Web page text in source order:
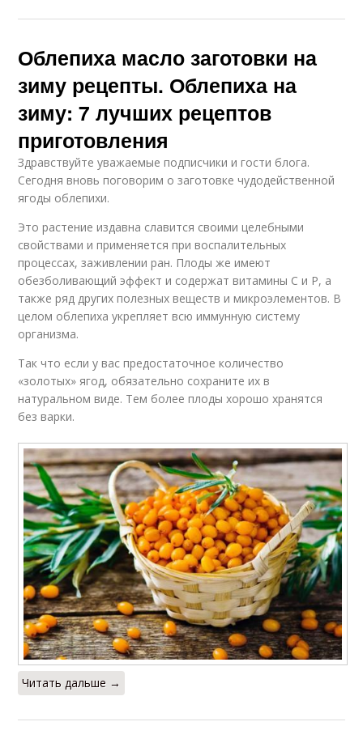
Облепиха масло заготовки на
зиму рецепты. Облепиха на
зиму: 7 лучших рецептов
приготовления
Здравствуйте уважаемые подписчики и гости блога.
Сегодня вновь поговорим о заготовке чудодейственной
ягоды облепихи.
Это растение издавна славится своими целебными
свойствами и применяется при воспалительных
процессах, заживлении ран. Плоды же имеют
обезболивающий эффект и содержат витамины С и Р, а
также ряд других полезных веществ и микроэлементов. В
целом облепиха укрепляет всю иммунную систему
организма.
Так что если у вас предостаточное количество
«золотых» ягод, обязательно сохраните их в
натуральном виде. Тем более плоды хорошо хранятся
без варки.
Читать дальше →